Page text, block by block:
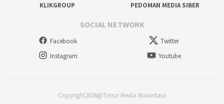
KLIKGROUP
PEDOMAN MEDIA SIBER
SOCIAL NETWORK
Facebook
Twitter
Instagram
Youtube
Copyright2026@Timur Media Nusantara